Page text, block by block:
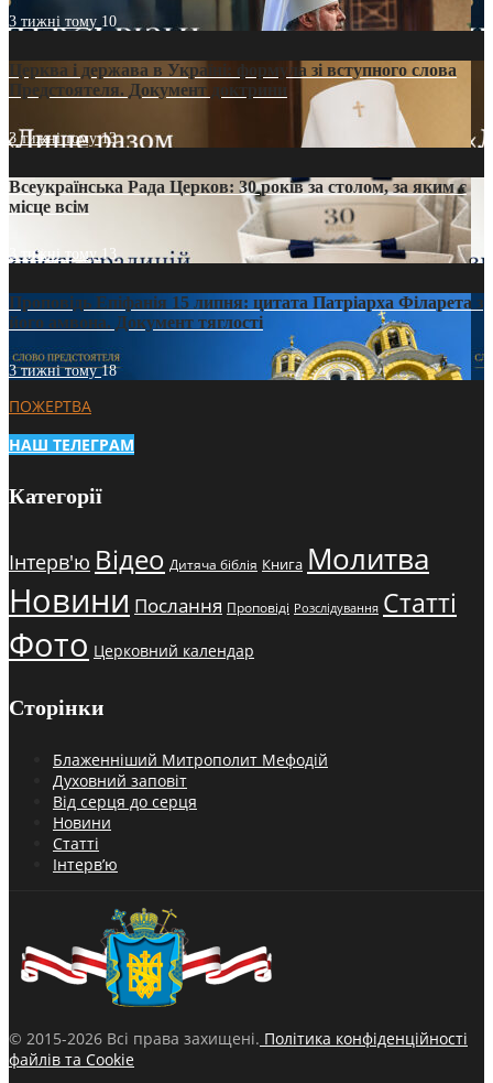
3 тижні тому 10
Церква і держава в Україні: формула зі вступного слова
Предстоятеля. Документ доктрини
3 тижні тому13
Всеукраїнська Рада Церков: 30 років за столом, за яким є
місце всім
3 тижні тому13
Проповідь Епіфанія 15 липня: цитата Патріарха Філарета з
його амвона. Документ тяглості
3 тижні тому18
ПОЖЕРТВА
НАШ ТЕЛЕГРАМ
Категорії
Інтерв'ю Відео Дитяча біблія Книга Молитва
Новини Послання Проповіді Розслідування Статті
Фото Церковний календар
Сторінки
Блаженніший Митрополит Мефодій
Духовний заповіт
Від серця до серця
Новини
Статті
Інтерв’ю
© 2015-2026 Всі права захищені. Політика конфіденційності
файлів та Cookie